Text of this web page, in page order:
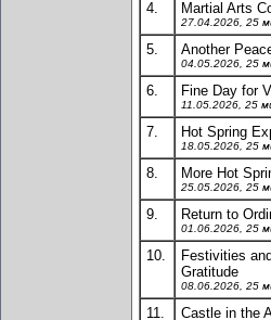
4. Martial Arts
27.04.2026, 25
5. Another
04.05.2026, 25
6. Fine Day for
11.05.2026, 25
7. Hot Spring
18.05.2026, 25
8. More Hot
25.05.2026, 25
9. Return to
01.06.2026, 25
10.
Festivities
Gratitude
08.06.2026, 25
11. Castle in the